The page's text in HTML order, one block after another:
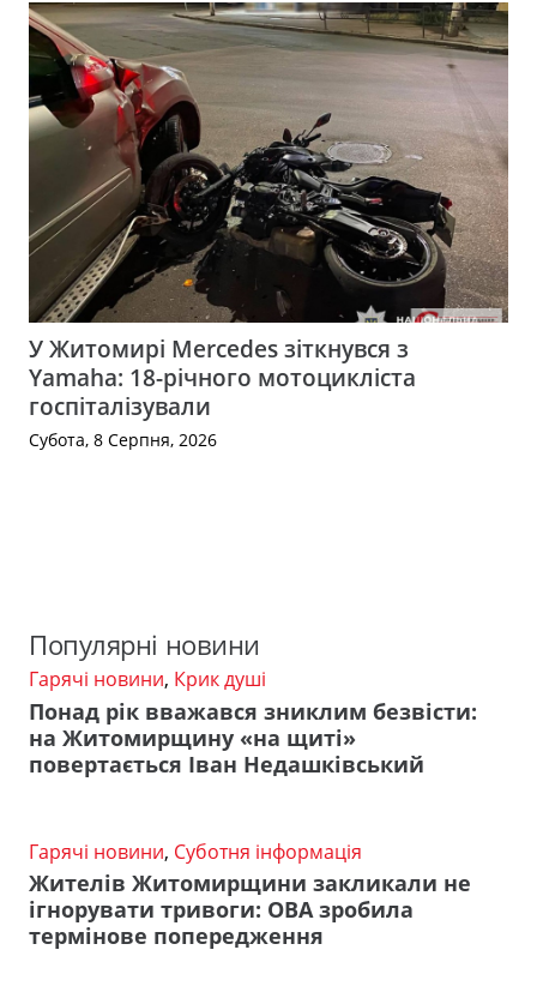
У Житомирі Mercedes зіткнувся з
Yamaha: 18-річного мотоцикліста
госпіталізували
Субота, 8 Серпня, 2026
Популярні новини
Гарячі новини, Крик душі
Понад рік вважався зниклим безвісти:
на Житомирщину «на щиті»
повертається Іван Недашківський
Гарячі новини, Суботня інформація
Жителів Житомирщини закликали не
ігнорувати тривоги: ОВА зробила
термінове попередження